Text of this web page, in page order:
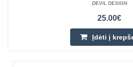
DEVIL DESIGN
25.00€
Įdėti į